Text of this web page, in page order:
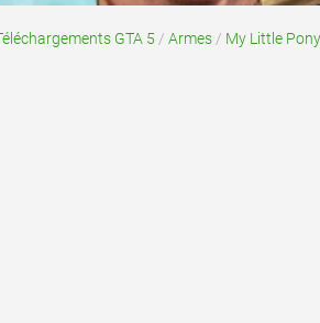
GTA 5 / Armes / My Little